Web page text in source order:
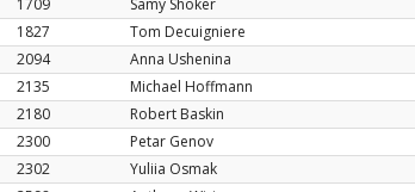
1709
Samy Shoker
1827
Tom Decuigniere
2094
Anna Ushenina
2135
Michael Hoffmann
2180
Robert Baskin
2300
Petar Genov
2302
Yuliia Osmak